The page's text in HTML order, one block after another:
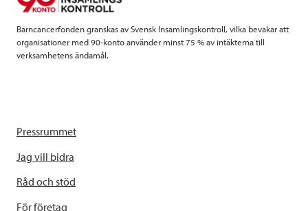
k
Barncancerfonden granskas av Svensk Insamlingskontroll, vilka bevakar att
organisationer med 90-konto använder minst 75 % av intäkterna till
verksamhetens ändamål.
Pressrummet
Jag vill bidra
Råd och stöd
För företag